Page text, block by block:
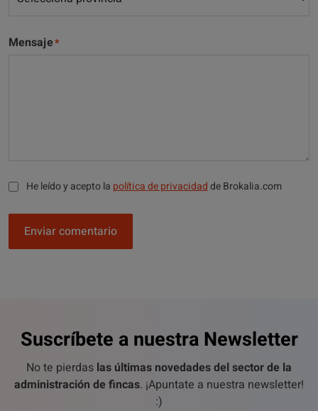
Mensaje
He leído y acepto la política de privacidadde Brokalia.com
Enviar comentario
Suscríbete a nuestra Newsletter
No te pierdas las últimas novedades del sector de la
administración de fincas. ¡Apuntate a nuestra newsletter!
:)